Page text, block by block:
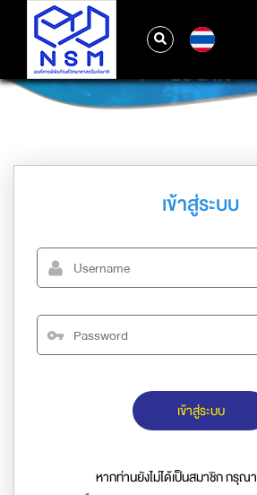
LOG IN
เข้าสู่ระบบ
เข้าสู่ระบบ
หากท่านยังไม่ได้เป็นสมาชิก กรุณา